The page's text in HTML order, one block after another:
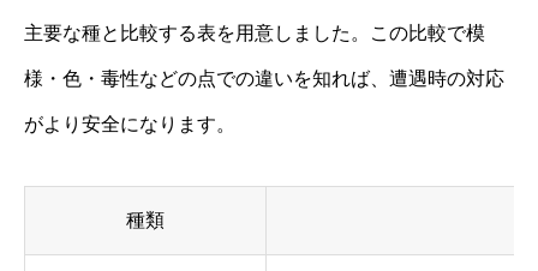
主要な種と比較する表を用意しました。この比較で模
様・色・毒性などの点での違いを知れば、遭遇時の対応
がより安全になります。
種類